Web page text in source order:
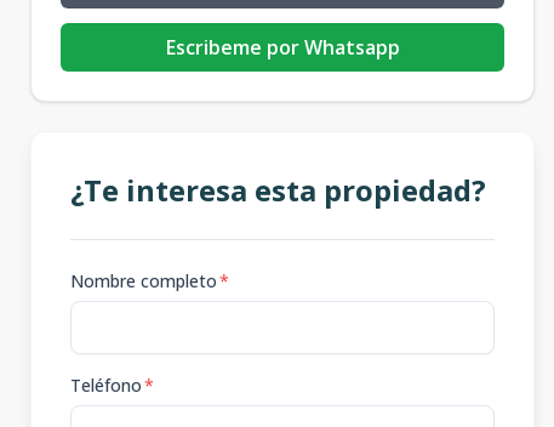
Escribeme por Whatsapp
¿Te interesa esta propiedad?
Nombre completo*
Teléfono*